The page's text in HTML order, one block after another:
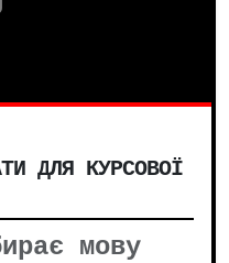
ДЛЯ КУРСОВОЇ
мову